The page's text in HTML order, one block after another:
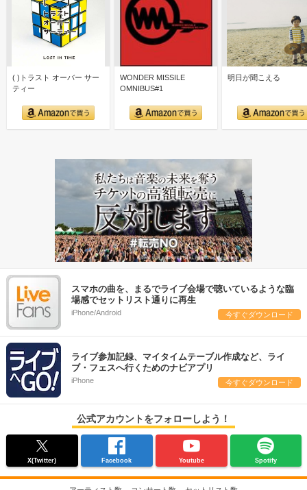
( )トラスト オーバー サー
ティー
WONDER MISSILE
OMNIBUS#1
明日が聞こえる
スマホの曲を、まるでライブ会場で聴いているような臨
場感でセットリスト通りに再生
iPhone/Android 今すぐダウンロード
ライブ参加記録、マイタイムテーブル作成など、ライ
ブ・フェスへ行くためのナビアプリ
iPhone 今すぐダウンロード
公式アカウントをフォローしよう！
X(Twitter) Facebook Youtube Spotify